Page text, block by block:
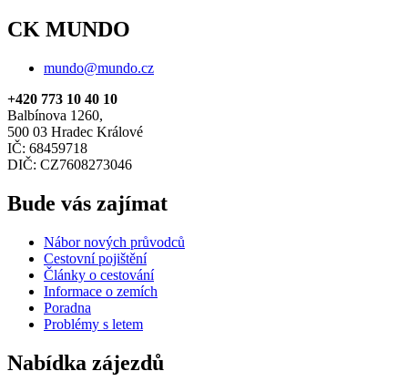
CK MUNDO
mundo@mundo.cz
+420 773 10 40 10
Balbínova 1260,
500 03 Hradec Králové
IČ: 68459718
DIČ: CZ7608273046
Bude vás zajímat
Nábor nových průvodců
Cestovní pojištění
Články o cestování
Informace o zemích
Poradna
Problémy s letem
Nabídka zájezdů